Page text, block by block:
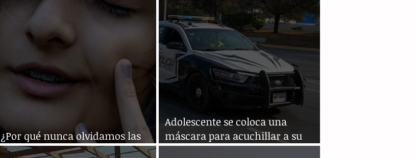
¿Por qué nunca olvidamos las
canciones de la adolescencia?
Adolescente se coloca una
máscara para acuchillar a su
exnovia en escuela de Nuevo León